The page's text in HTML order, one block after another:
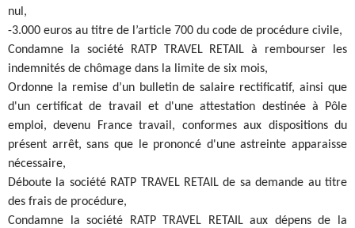
nul,
-3.000 euros au titre de l’article 700 du code de procédure civile,
Condamne la société RATP TRAVEL RETAIL à rembourser les
indemnités de chômage dans la limite de six mois,
Ordonne la remise d’un bulletin de salaire rectificatif, ainsi que
d'un certificat de travail et d'une attestation destinée à Pôle
emploi, devenu France travail, conformes aux dispositions du
présent arrêt, sans que le prononcé d'une astreinte apparaisse
nécessaire,
Déboute la société RATP TRAVEL RETAIL de sa demande au titre
des frais de procédure,
Condamne la société RATP TRAVEL RETAIL aux dépens de la